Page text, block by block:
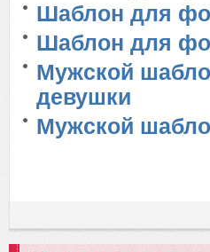
Шаблон для
Шаблон для
Мужской
девушки
Мужской